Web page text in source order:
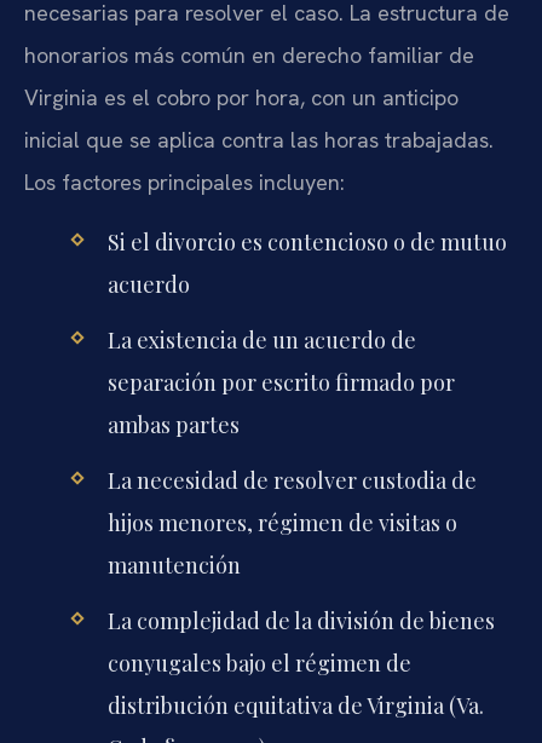
necesarias para resolver el caso. La estructura de
honorarios más común en derecho familiar de
Virginia es el cobro por hora, con un anticipo
inicial que se aplica contra las horas trabajadas.
Los factores principales incluyen:
Si el divorcio es contencioso o de mutuo
acuerdo
La existencia de un acuerdo de
separación por escrito firmado por
ambas partes
La necesidad de resolver custodia de
hijos menores, régimen de visitas o
manutención
La complejidad de la división de bienes
conyugales bajo el régimen de
distribución equitativa de Virginia (Va.